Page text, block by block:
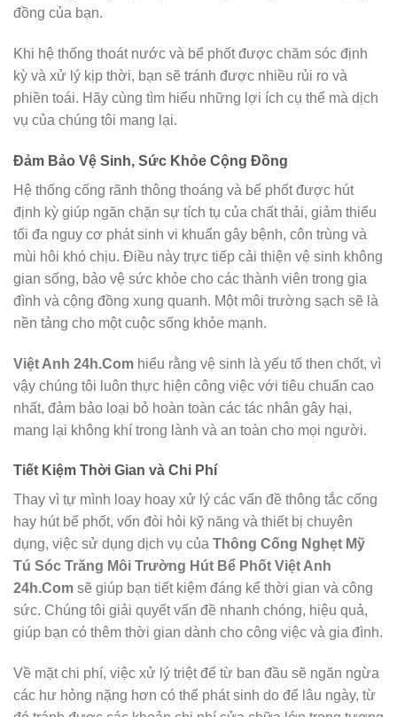
đồng của bạn.
Khi hệ thống thoát nước và bể phốt được chăm sóc định
kỳ và xử lý kịp thời, bạn sẽ tránh được nhiều rủi ro và
phiền toái. Hãy cùng tìm hiểu những lợi ích cụ thể mà dịch
vụ của chúng tôi mang lại.
Đảm Bảo Vệ Sinh, Sức Khỏe Cộng Đồng
Hệ thống cống rãnh thông thoáng và bể phốt được hút
định kỳ giúp ngăn chặn sự tích tụ của chất thải, giảm thiểu
tối đa nguy cơ phát sinh vi khuẩn gây bệnh, côn trùng và
mùi hôi khó chịu. Điều này trực tiếp cải thiện vệ sinh không
gian sống, bảo vệ sức khỏe cho các thành viên trong gia
đình và cộng đồng xung quanh. Một môi trường sạch sẽ là
nền tảng cho một cuộc sống khỏe mạnh.
Việt Anh 24h.Com hiểu rằng vệ sinh là yếu tố then chốt, vì
vậy chúng tôi luôn thực hiện công việc với tiêu chuẩn cao
nhất, đảm bảo loại bỏ hoàn toàn các tác nhân gây hại,
mang lại không khí trong lành và an toàn cho mọi người.
Tiết Kiệm Thời Gian và Chi Phí
Thay vì tự mình loay hoay xử lý các vấn đề thông tắc cống
hay hút bể phốt, vốn đòi hỏi kỹ năng và thiết bị chuyên
dụng, việc sử dụng dịch vụ của Thông Cống Nghẹt Mỹ
Tú Sóc Trăng Môi Trường Hút Bể Phốt Việt Anh
24h.Com sẽ giúp bạn tiết kiệm đáng kể thời gian và công
sức. Chúng tôi giải quyết vấn đề nhanh chóng, hiệu quả,
giúp bạn có thêm thời gian dành cho công việc và gia đình.
Về mặt chi phí, việc xử lý triệt để từ ban đầu sẽ ngăn ngừa
các hư hỏng nặng hơn có thể phát sinh do để lâu ngày, từ